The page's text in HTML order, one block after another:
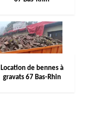
Location de bennes à
gravats 67 Bas-Rhin